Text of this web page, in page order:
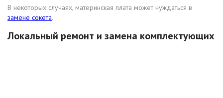
В некоторых случаях, материнская плата может нуждаться в
замене сокета.
Локальный ремонт и замена комплектующих